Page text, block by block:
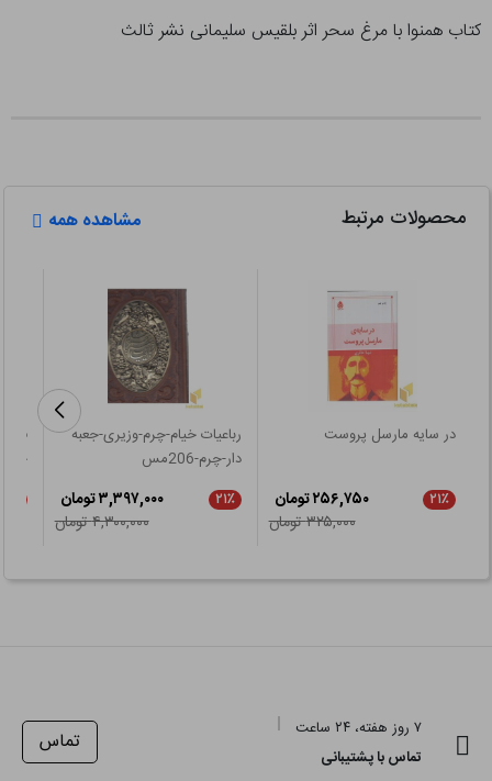
کتاب همنوا با مرغ سحر اثر بلقیس سلیمانی نشر ثالث
محصولات مرتبط مشاهده همه
در سایه مارسل پروست
۲۱٪
۲۵۶,۷۵۰ تومان
۳۲۵,۰۰۰ تومان
رباعیات خیام-چرم-وزیری-جعبه
دار-چرم-206مس
۲۱٪
۳,۳۹۷,۰۰۰ تومان
۴,۳۰۰,۰۰۰ تومان
۷ روز هفته، ۲۴ ساعت
تماس با پشتیبانی
تماس